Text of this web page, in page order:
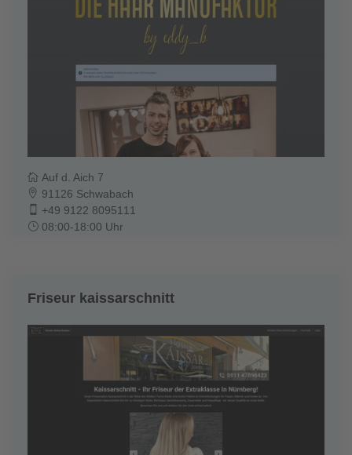
Auf d. Aich 7
91126 Schwabach
+49 9122 8095111
08:00-18:00 Uhr
Friseur kaissarschnitt